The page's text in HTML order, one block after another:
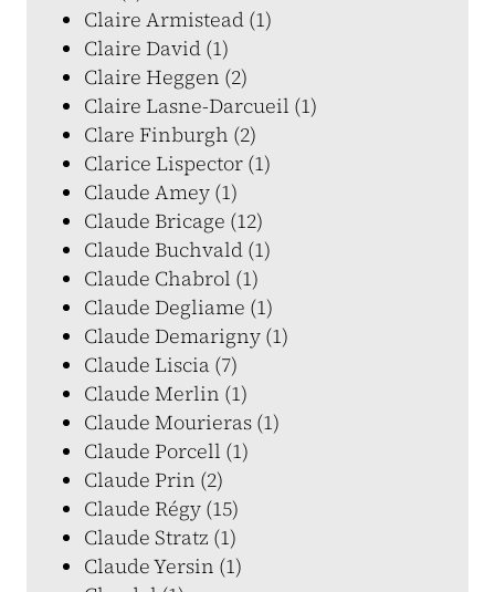
Claire Armistead (1)
Claire David (1)
Claire Heggen (2)
Claire Lasne-Darcueil (1)
Clare Finburgh (2)
Clarice Lispector (1)
Claude Amey (1)
Claude Bricage (12)
Claude Buchvald (1)
Claude Chabrol (1)
Claude Degliame (1)
Claude Demarigny (1)
Claude Liscia (7)
Claude Merlin (1)
Claude Mourieras (1)
Claude Porcell (1)
Claude Prin (2)
Claude Régy (15)
Claude Stratz (1)
Claude Yersin (1)